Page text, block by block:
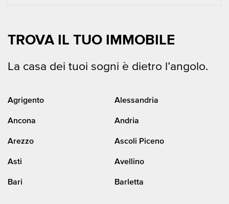
TROVA IL TUO IMMOBILE
La casa dei tuoi sogni è dietro l’angolo.
Agrigento Alessandria
Ancona Andria
Arezzo Ascoli Piceno
Asti Avellino
Bari Barletta